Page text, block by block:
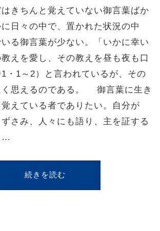
きちんと覚えていない御言葉ばか
日々の中で、置かれた状況の中
る御言葉が少ない。「いかに幸い
えを愛し、その教えを昼も夜も口
・1～2）と言われているが、その
く思えるのである。 御言葉に生き
えている者でありたい。自分が
さみ、人々にも語り、主を証する
続きを読む